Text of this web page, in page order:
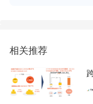
相关推荐